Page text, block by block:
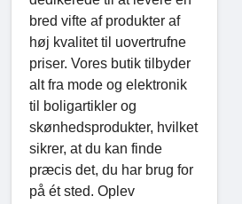
bred vifte af produkter af
høj kvalitet til uovertrufne
priser. Vores butik tilbyder
alt fra mode og elektronik
til boligartikler og
skønhedsprodukter, hvilket
sikrer, at du kan finde
præcis det, du har brug for
på ét sted. Oplev